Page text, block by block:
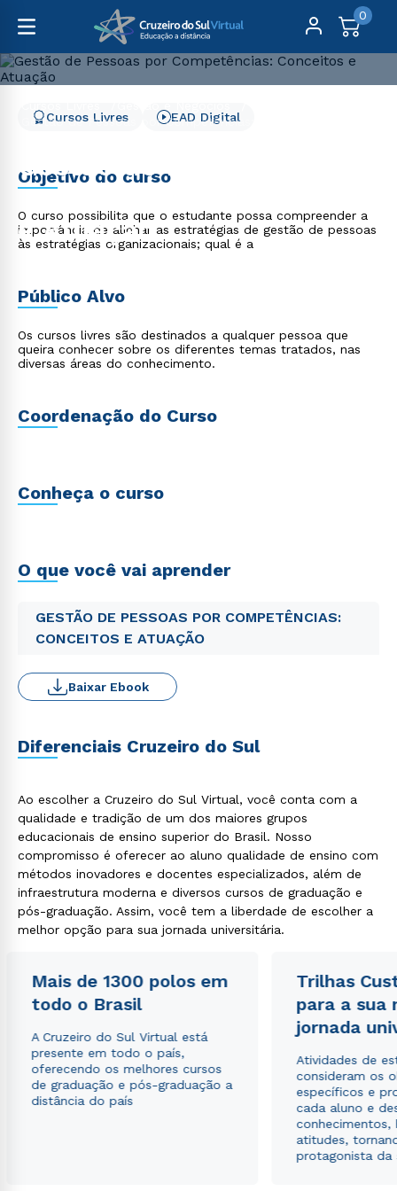
0
Gestão de Pessoas por Competências: Conceitos e
Gestão de Pessoas por
Competências: Conceitos
e Atuação
Cursos Livres EAD Digital
Objetivo do curso
O curso possibilita que o estudante possa compreender a
importância de alinhar as estratégias de gestão de pessoas
às estratégias organizacionais; qual é a
Público Alvo
Os cursos livres são destinados a qualquer pessoa que
queira conhecer sobre os diferentes temas tratados, nas
diversas áreas do conhecimento.
Coordenação do Curso
Conheça o curso
O que você vai aprender
GESTÃO DE PESSOAS POR COMPETÊNCIAS:
CONCEITOS E ATUAÇÃO
Baixar Ebook
Diferenciais Cruzeiro do Sul
Ao escolher a Cruzeiro do Sul Virtual, você conta com a
qualidade e tradição de um dos maiores grupos
educacionais de ensino superior do Brasil. Nosso
compromisso é oferecer ao aluno qualidade de ensino com
métodos inovadores e docentes especializados, além de
infraestrutura moderna e diversos cursos de graduação e
pós-graduação. Assim, você tem a liberdade de escolher a
melhor opção para sua jornada universitária.
Mais de 1300 polos em
todo o Brasil
A Cruzeiro do Sul Virtual está
presente em todo o país,
oferecendo os melhores cursos
de graduação e pós-graduação a
distância do país
Trilhas
para a sua
jornada
Atividades de
consideram os
específicos e
cada aluno e
conhecimentos,
atitudes,
protagonista da